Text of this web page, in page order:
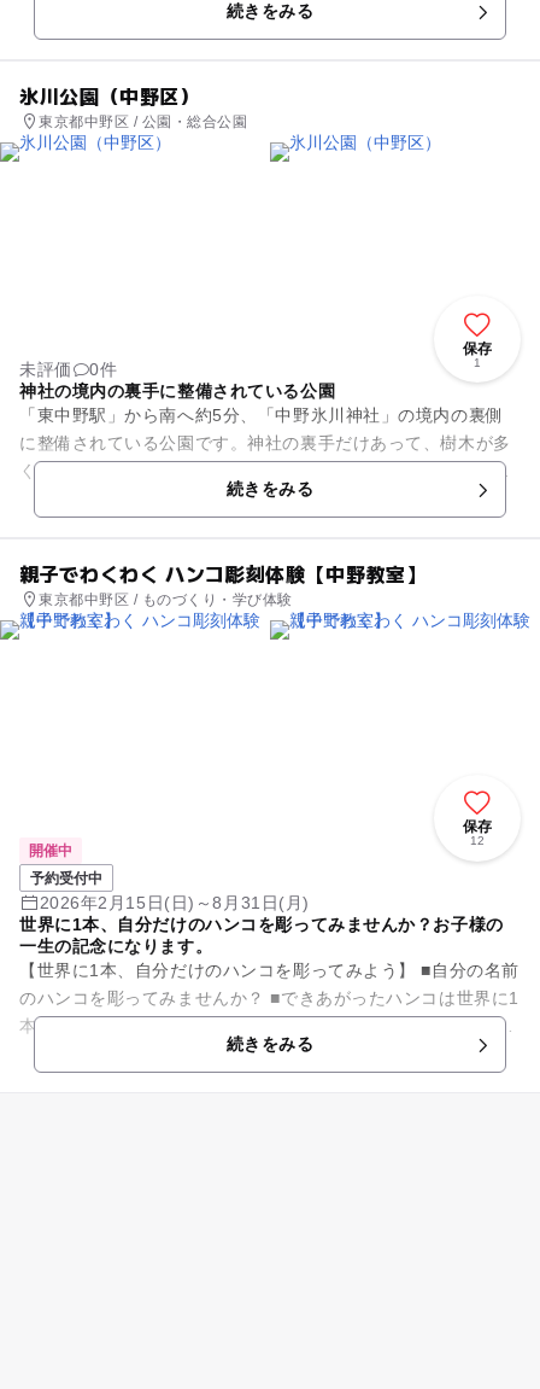
続きをみる
氷川公園（中野区）
東京都中野区 / 公園・総合公園
保存
1
未評価
0件
神社の境内の裏手に整備されている公園
「東中野駅」から南へ約5分、「中野氷川神社」の境内の裏側
に整備されている公園です。神社の裏手だけあって、樹木が多
く、森のなかで遊んでいるような雰囲気。お神輿をしまってお
続きをみる
親子でわくわく ハンコ彫刻体験【中野教室】
東京都中野区 / ものづくり・学び体験
保存
12
開催中
予約受付中
2026年2月15日(日)～8月31日(月)
世界に1本、自分だけのハンコを彫ってみませんか？お子様の
一生の記念になります。
【世界に1本、自分だけのハンコを彫ってみよう】 ■自分の名前
のハンコを彫ってみませんか？ ■できあがったハンコは世界に1
本。 ■特にお子様には一生の記念・思い出になります。 【ハン
続きをみる